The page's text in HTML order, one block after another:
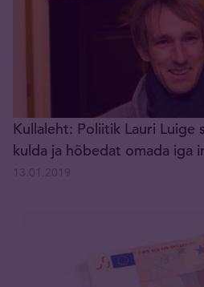
Kullaleht: Poliitik Lauri Luige
kulda ja hõbedat omada iga